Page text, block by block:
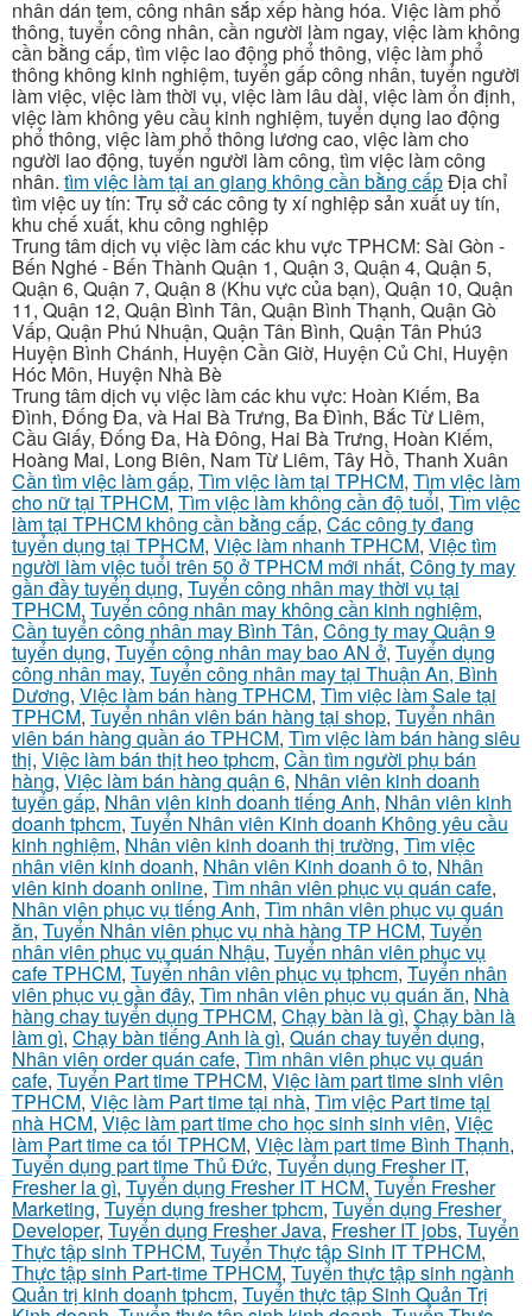
nhân dán tem, công nhân sắp xếp hàng hóa. Việc làm phổ
thông, tuyển công nhân, cần người làm ngay, việc làm không
cần bằng cấp, tìm việc lao động phổ thông, việc làm phổ
thông không kinh nghiệm, tuyển gấp công nhân, tuyển người
làm việc, việc làm thời vụ, việc làm lâu dài, việc làm ổn định,
việc làm không yêu cầu kinh nghiệm, tuyển dụng lao động
phổ thông, việc làm phổ thông lương cao, việc làm cho
người lao động, tuyển người làm công, tìm việc làm công
nhân. tìm việc làm tại an giang không cần bằng cấpĐịa chỉ
tìm việc uy tín: Trụ sở các công ty xí nghiệp sản xuất uy tín,
khu chế xuất, khu công nghiệp
Trung tâm dịch vụ việc làm các khu vực TPHCM: Sài Gòn -
Bến Nghé - Bến Thành Quận 1, Quận 3, Quận 4, Quận 5,
Quận 6, Quận 7, Quận 8 (Khu vực của bạn), Quận 10, Quận
11, Quận 12, Quận Bình Tân, Quận Bình Thạnh, Quận Gò
Vấp, Quận Phú Nhuận, Quận Tân Bình, Quận Tân Phú3
Huyện Bình Chánh, Huyện Cần Giờ, Huyện Củ Chi, Huyện
Hóc Môn, Huyện Nhà Bè
Trung tâm dịch vụ việc làm các khu vực: Hoàn Kiếm, Ba
Đình, Đống Đa, và Hai Bà Trưng, Ba Đình, Bắc Từ Liêm,
Cầu Giấy, Đống Đa, Hà Đông, Hai Bà Trưng, Hoàn Kiếm,
Hoàng Mai, Long Biên, Nam Từ Liêm, Tây Hồ, Thanh Xuân
Cần tìm việc làm gấp, Tìm việc làm tại TPHCM, Tìm việc làm
cho nữ tại TPHCM, Tìm việc làm không cần độ tuổi, Tìm việc
làm tại TPHCM không cần bằng cấp, Các công ty đang
tuyển dụng tại TPHCM, Việc làm nhanh TPHCM, Việc tìm
người làm việc tuổi trên 50 ở TPHCM mới nhất, Công ty may
gần đầy tuyển dụng, Tuyển công nhân may thời vụ tại
TPHCM, Tuyển công nhân may không cần kinh nghiệm,
Cần tuyển công nhân may Bình Tân, Công ty may Quận 9
tuyển dụng, Tuyển công nhân may bao AN ở, Tuyển dụng
công nhân may, Tuyển công nhân may tại Thuận An, Bình
Dương, Việc làm bán hàng TPHCM, Tìm việc làm Sale tại
TPHCM, Tuyển nhân viên bán hàng tại shop, Tuyển nhân
viên bán hàng quần áo TPHCM, Tìm việc làm bán hàng siêu
thị, Việc làm bán thịt heo tphcm, Cần tìm người phụ bán
hàng, Việc làm bán hàng quận 6, Nhân viên kinh doanh
tuyển gấp, Nhân viên kinh doanh tiếng Anh, Nhân viên kinh
doanh tphcm, Tuyển Nhân viên Kinh doanh Không yêu cầu
kinh nghiệm, Nhân viên kinh doanh thị trường, Tìm việc
nhân viên kinh doanh, Nhân viên Kinh doanh ô to, Nhân
viên kinh doanh online, Tìm nhân viên phục vụ quán cafe,
Nhân viên phục vụ tiếng Anh, Tìm nhân viên phục vụ quán
ăn, Tuyển Nhân viên phục vụ nhà hàng TP HCM, Tuyển
nhân viên phục vụ quán Nhậu, Tuyển nhân viên phục vụ
cafe TPHCM, Tuyển nhân viên phục vụ tphcm, Tuyển nhân
viên phục vụ gần đây, Tìm nhân viên phục vụ quán ăn, Nhà
hàng chay tuyển dụng TPHCM, Chạy bàn là gì, Chạy bàn là
làm gì, Chạy bàn tiếng Anh là gì, Quán chay tuyển dụng,
Nhân viên order quán cafe, Tìm nhân viên phục vụ quán
cafe, Tuyển Part time TPHCM, Việc làm part time sinh viên
TPHCM, Việc làm Part time tại nhà, Tìm việc Part time tại
nhà HCM, Việc làm part time cho học sinh sinh viên, Việc
làm Part time ca tối TPHCM, Việc làm part time Bình Thạnh,
Tuyển dụng part time Thủ Đức, Tuyển dụng Fresher IT,
Fresher la gì, Tuyển dụng Fresher IT HCM, Tuyển Fresher
Marketing, Tuyển dụng fresher tphcm, Tuyển dụng Fresher
Developer, Tuyển dụng Fresher Java, Fresher IT jobs, Tuyển
Thực tập sinh TPHCM, Tuyển Thực tập Sinh IT TPHCM,
Thực tập sinh Part-time TPHCM, Tuyển thực tập sinh ngành
Quản trị kinh doanh tphcm, Tuyển thực tập Sinh Quản Trị